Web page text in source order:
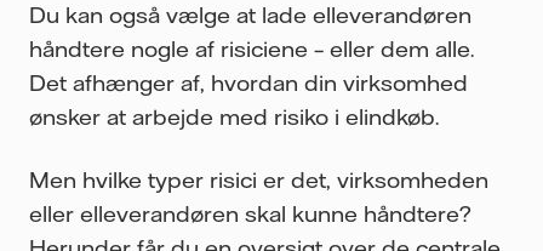
Du kan også vælge at lade elleverandøren
håndtere nogle af risiciene – eller dem alle.
Det afhænger af, hvordan din virksomhed
ønsker at arbejde med risiko i elindkøb.
Men hvilke typer risici er det, virksomheden
eller elleverandøren skal kunne håndtere?